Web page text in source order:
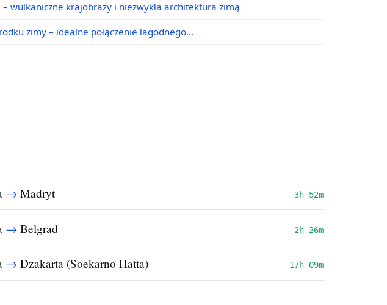
– wulkaniczne krajobrazy i niezwykła architektura zimą
zimy – idealne połączenie łagodnego…
→ Madryt 3h 52m
→ Belgrad 2h 26m
→ Dzakarta (Soekarno Hatta) 17h 09m